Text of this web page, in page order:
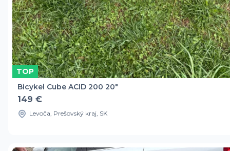
TOP
Bicykel Cube ACID 200 20"
149 €
Levoča, Prešovský kraj, SK